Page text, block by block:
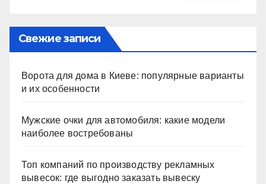
Свежие записи
Ворота для дома в Киеве: популярные варианты
и их особенности
Мужские очки для автомобиля: какие модели
наиболее востребованы
Топ компаний по производству рекламных
вывесок: где выгодно заказать вывеску